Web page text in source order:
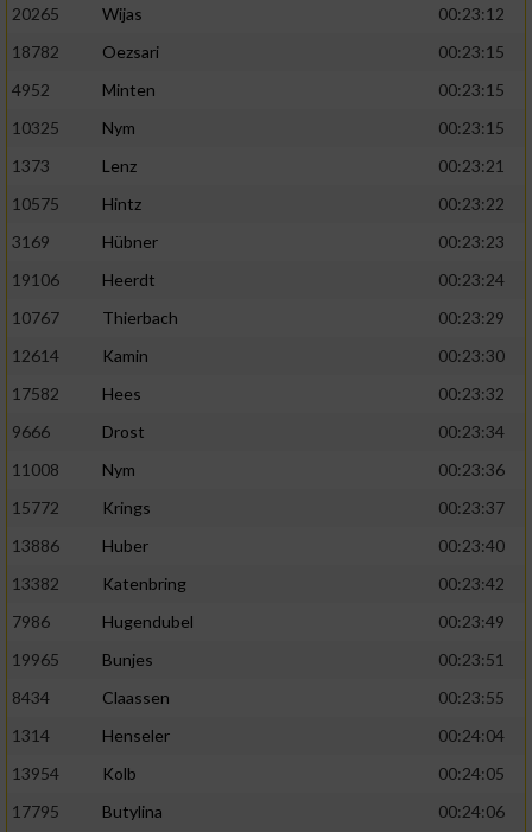
20265
Wijas
00:23:12
18782
Oezsari
00:23:15
4952
Minten
00:23:15
10325
Nym
00:23:15
1373
Lenz
00:23:21
10575
Hintz
00:23:22
3169
Hübner
00:23:23
19106
Heerdt
00:23:24
10767
Thierbach
00:23:29
12614
Kamin
00:23:30
17582
Hees
00:23:32
9666
Drost
00:23:34
11008
Nym
00:23:36
15772
Krings
00:23:37
13886
Huber
00:23:40
13382
Katenbring
00:23:42
7986
Hugendubel
00:23:49
19965
Bunjes
00:23:51
8434
Claassen
00:23:55
1314
Henseler
00:24:04
13954
Kolb
00:24:05
17795
Butylina 00:24:06